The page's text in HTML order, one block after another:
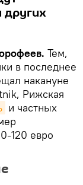
других
Тем,
в последнее
накануне
Рижская
и частных
120 евро